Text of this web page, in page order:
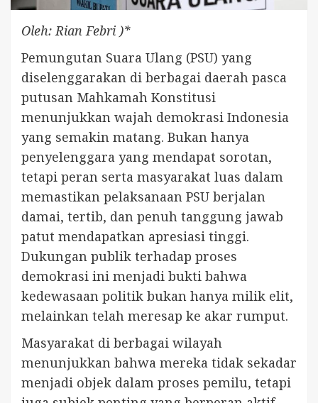
Oleh: Rian Febri )*
Pemungutan Suara Ulang (PSU) yang
diselenggarakan di berbagai daerah pasca
putusan Mahkamah Konstitusi
menunjukkan wajah demokrasi Indonesia
yang semakin matang. Bukan hanya
penyelenggara yang mendapat sorotan,
tetapi peran serta masyarakat luas dalam
memastikan pelaksanaan PSU berjalan
damai, tertib, dan penuh tanggung jawab
patut mendapatkan apresiasi tinggi.
Dukungan publik terhadap proses
demokrasi ini menjadi bukti bahwa
kedewasaan politik bukan hanya milik elit,
melainkan telah meresap ke akar rumput.
Masyarakat di berbagai wilayah
menunjukkan bahwa mereka tidak sekadar
menjadi objek dalam proses pemilu, tetapi